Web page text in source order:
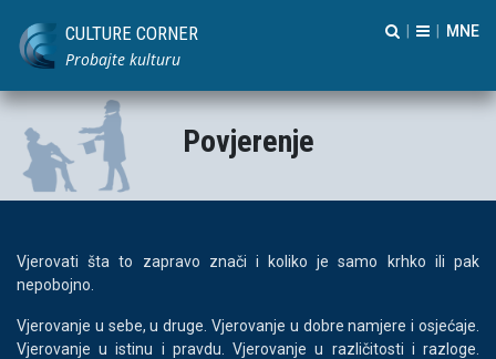
CULTURE CORNER
Probajte kulturu
Povjerenje
Vjerovati šta to zapravo znači i koliko je samo krhko ili pak
nepobojno.
Vjerovanje u sebe, u druge. Vjerovanje u dobre namjere i osjećaje.
Vjerovanje u istinu i pravdu. Vjerovanje u različitosti i razloge.